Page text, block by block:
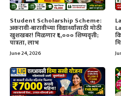
Student Scholarship Scheme:
अकरावी-बारावीच्या विद्यार्थ्यांसाठी मोठी
खुशखबर! मिळणार ₹६,००० शिष्यवृत्ती;
पात्रता, लाभ
June 24, 2026